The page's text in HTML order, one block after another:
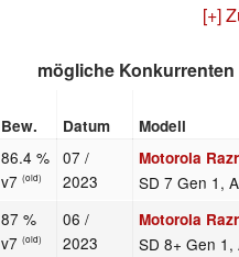
[+]
mögliche Konkurrenten
Bew. Datum Modell
86.4 %
v7(old)
07 /
2023
Motorola
SD 7 Gen 1,
87 %
v7(old)
06 /
2023
Motorola
SD 8+ Gen